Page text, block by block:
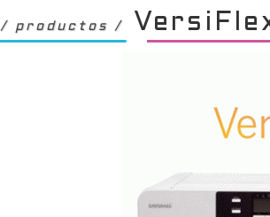
/ productos /